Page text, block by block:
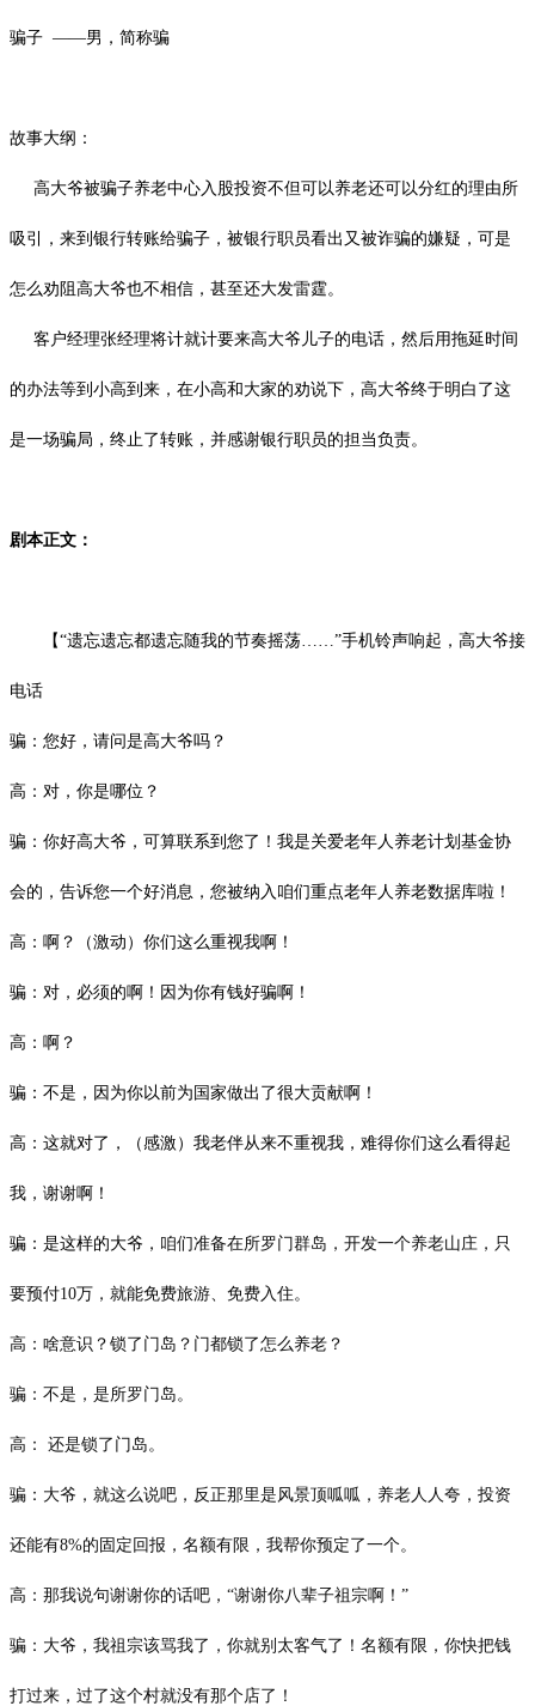
骗子 ——男，简称骗
故事大纲：
高大爷被骗子养老中心入股投资不但可以养老还可以分红的理由所
吸引，来到银行转账给骗子，被银行职员看出又被诈骗的嫌疑，可是
怎么劝阻高大爷也不相信，甚至还大发雷霆。
客户经理张经理将计就计要来高大爷儿子的电话，然后用拖延时间
的办法等到小高到来，在小高和大家的劝说下，高大爷终于明白了这
是一场骗局，终止了转账，并感谢银行职员的担当负责。
剧本正文：
【“遗忘遗忘都遗忘随我的节奏摇荡……”手机铃声响起，高大爷接
电话
骗：您好，请问是高大爷吗？
高：对，你是哪位？
骗：你好高大爷，可算联系到您了！我是关爱老年人养老计划基金协
会的，告诉您一个好消息，您被纳入咱们重点老年人养老数据库啦！
高：啊？（激动）你们这么重视我啊！
骗：对，必须的啊！因为你有钱好骗啊！
高：啊？
骗：不是，因为你以前为国家做出了很大贡献啊！
高：这就对了，（感激）我老伴从来不重视我，难得你们这么看得起
我，谢谢啊！
骗：是这样的大爷， 咱们准备在所罗门群岛，开发一个养老山庄，只
要预付10万，就能免费旅游、免费入住。
高：啥意识？锁了门岛？门都锁了怎么养老？
骗：不是，是所罗门岛。
高： 还是锁了门岛。
骗：大爷，就这么说吧，反正那里是风景顶呱呱，养老人人夸，投资
还能有8%的固定回报，名额有限，我帮你预定了一个。
高：那我说句谢谢你的话吧， “谢谢你八辈子祖宗啊！”
骗：大爷，我祖宗该骂我了，你就别太客气了！名额有限，你快把钱
打过来，过了这个村就没有那个店了！